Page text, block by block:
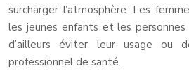
surcharger l’atmosphère. Les
les jeunes enfants et les
d’ailleurs éviter leur usage ou
professionnel de santé.